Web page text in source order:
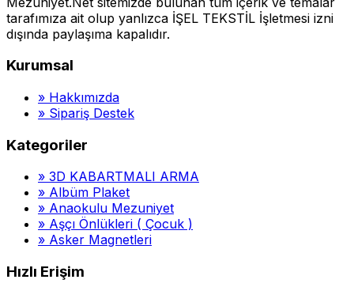
tarafımıza ait olup yanlızca İŞEL TEKSTİL İşletmesi izni
dışında paylaşıma kapalıdır.
Kurumsal
» Hakkımızda
» Sipariş Destek
Kategoriler
» 3D KABARTMALI ARMA
» Albüm Plaket
» Anaokulu Mezuniyet
» Aşçı Önlükleri ( Çocuk )
» Asker Magnetleri
Hızlı Erişim